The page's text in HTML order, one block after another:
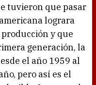
tuvieron que pasar
lograra
y que
generación, la
el año 1959 al
pero así es el